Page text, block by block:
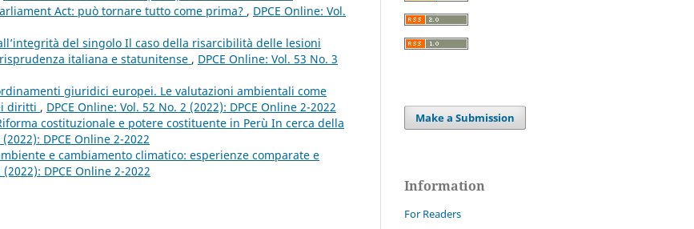
Act: può tornare tutto come prima? , DPCE Online: Vol.
del singolo Il caso della risarcibilità delle lesioni
italiana e statunitense , DPCE Online: Vol. 53 No. 3
giuridici europei. Le valutazioni ambientali come
diritti , DPCE Online: Vol. 52 No. 2 (2022): DPCE Online 2-2022
costituzionale e potere costituente in Perù In cerca della
DPCE Online 2-2022
e cambiamento climatico: esperienze comparate e
DPCE Online 2-2022
Make a Submission
Information
For Readers